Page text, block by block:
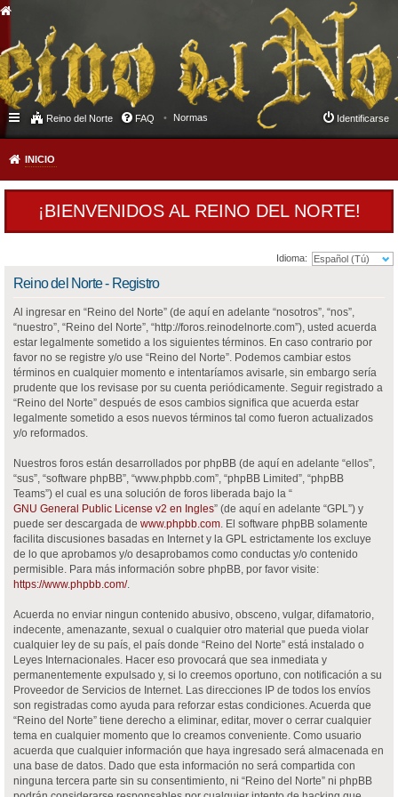
Reino del Norte FAQ Normas Identificarse
INICIO
¡BIENVENIDOS AL REINO DEL NORTE!
Idioma:
Reino del Norte - Registro
Al ingresar en “Reino del Norte” (de aquí en adelante “nosotros”, “nos”,
“nuestro”, “Reino del Norte”, “http://foros.reinodelnorte.com”), usted acuerda
estar legalmente sometido a los siguientes términos. En caso contrario por
favor no se registre y/o use “Reino del Norte”. Podemos cambiar estos
términos en cualquier momento e intentaríamos avisarle, sin embargo sería
prudente que los revisase por su cuenta periódicamente. Seguir registrado a
“Reino del Norte” después de esos cambios significa que acuerda estar
legalmente sometido a esos nuevos términos tal como fueron actualizados
y/o reformados.
Nuestros foros están desarrollados por phpBB (de aquí en adelante “ellos”,
“sus”, “software phpBB”, “www.phpbb.com”, “phpBB Limited”, “phpBB
Teams”) el cual es una solución de foros liberada bajo la “
GNU General Public License v2 en Ingles” (de aquí en adelante “GPL”) y
puede ser descargada de www.phpbb.com. El software phpBB solamente
facilita discusiones basadas en Internet y la GPL estrictamente los excluye
de lo que aprobamos y/o desaprobamos como conductas y/o contenido
permisible. Para más información sobre phpBB, por favor visite:
https://www.phpbb.com/.
Acuerda no enviar ningun contenido abusivo, obsceno, vulgar, difamatorio,
indecente, amenazante, sexual o cualquier otro material que pueda violar
cualquier ley de su país, el país donde “Reino del Norte” está instalado o
Leyes Internacionales. Hacer eso provocará que sea inmediata y
permanentemente expulsado y, si lo creemos oportuno, con notificación a su
Proveedor de Servicios de Internet. Las direcciones IP de todos los envíos
son registradas como ayuda para reforzar estas condiciones. Acuerda que
“Reino del Norte” tiene derecho a eliminar, editar, mover o cerrar cualquier
tema en cualquier momento que lo creamos conveniente. Como usuario
acuerda que cualquier información que haya ingresado será almacenada en
una base de datos. Dado que esta información no será compartida con
ninguna tercera parte sin su consentimiento, ni “Reino del Norte” ni phpBB